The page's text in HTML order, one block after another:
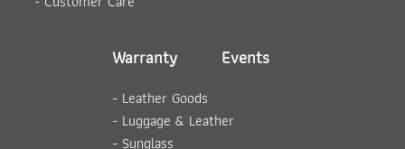
Warranty Events
- Leather Goods
- Luggage & Leather
- Sunglass